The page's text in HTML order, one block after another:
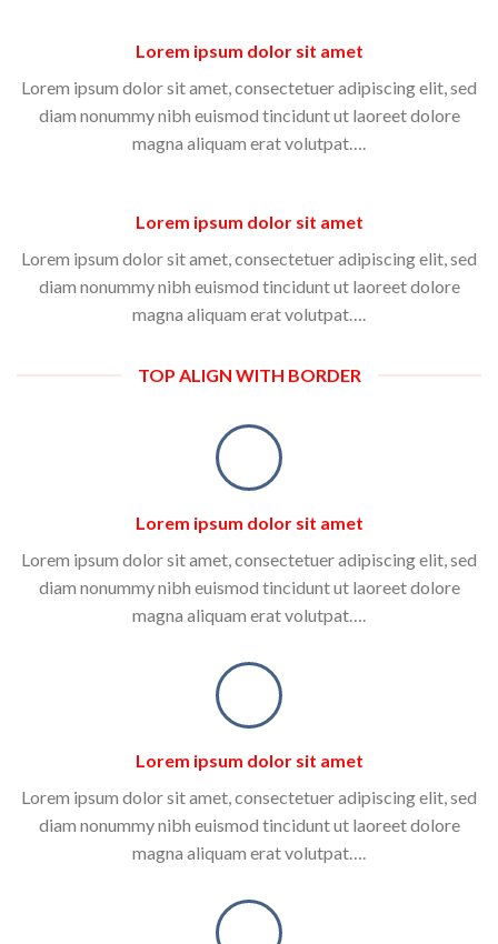
Lorem ipsum dolor sit amet
Lorem ipsum dolor sit amet, consectetuer adipiscing elit, sed
diam nonummy nibh euismod tincidunt ut laoreet dolore
magna aliquam erat volutpat….
Lorem ipsum dolor sit amet
Lorem ipsum dolor sit amet, consectetuer adipiscing elit, sed
diam nonummy nibh euismod tincidunt ut laoreet dolore
magna aliquam erat volutpat….
TOP ALIGN WITH BORDER
Lorem ipsum dolor sit amet
Lorem ipsum dolor sit amet, consectetuer adipiscing elit, sed
diam nonummy nibh euismod tincidunt ut laoreet dolore
magna aliquam erat volutpat….
Lorem ipsum dolor sit amet
Lorem ipsum dolor sit amet, consectetuer adipiscing elit, sed
diam nonummy nibh euismod tincidunt ut laoreet dolore
magna aliquam erat volutpat….